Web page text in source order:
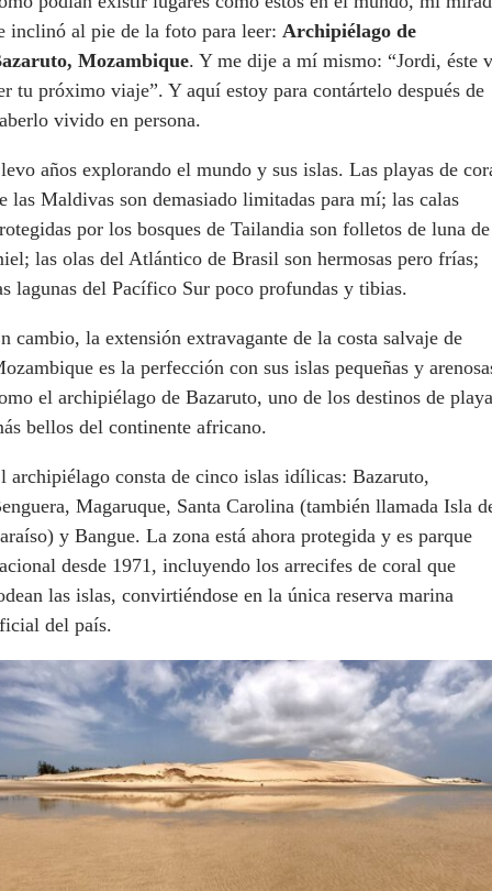
inclinó al pie de la foto para leer: Archipiélago de
Mozambique. Y me dije a mí mismo: “Jordi, éste
tu próximo viaje”. Y aquí estoy para contártelo después de
vivido en persona.
años explorando el mundo y sus islas. Las playas de
las Maldivas son demasiado limitadas para mí; las calas
por los bosques de Tailandia son folletos de luna de
las olas del Atlántico de Brasil son hermosas pero frías;
lagunas del Pacífico Sur poco profundas y tibias.
cambio, la extensión extravagante de la costa salvaje de
es la perfección con sus islas pequeñas y
el archipiélago de Bazaruto, uno de los destinos de playa
bellos del continente africano.
archipiélago consta de cinco islas idílicas: Bazaruto,
Magaruque, Santa Carolina (también llamada Isla
y Bangue. La zona está ahora protegida y es parque
desde 1971, incluyendo los arrecifes de coral que
las islas, convirtiéndose en la única reserva marina
del país.